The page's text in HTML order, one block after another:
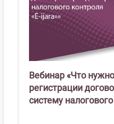
Вебинар «Что
регистрации
систему